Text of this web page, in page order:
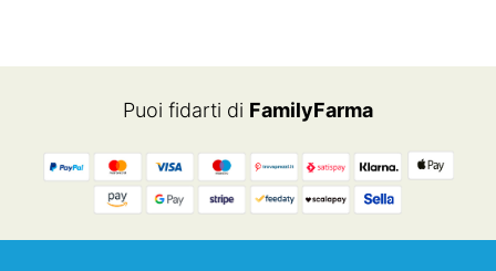
Puoi fidarti di FamilyFarma